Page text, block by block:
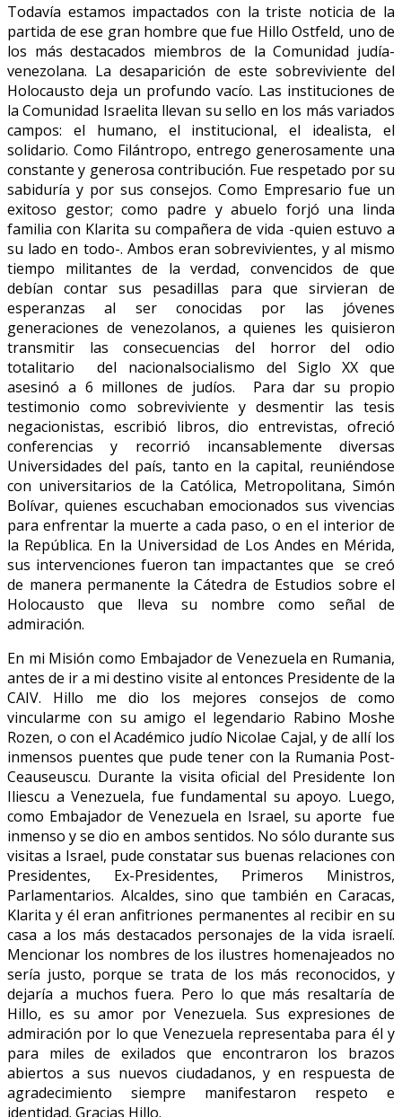
Todavía estamos impactados con la triste noticia de la
partida de ese gran hombre que fue Hillo Ostfeld, uno de
los más destacados miembros de la Comunidad judía-
venezolana. La desaparición de este sobreviviente del
Holocausto deja un profundo vacío. Las instituciones de
la Comunidad Israelita llevan su sello en los más variados
campos: el humano, el institucional, el idealista, el
solidario. Como Filántropo, entrego generosamente una
constante y generosa contribución. Fue respetado por su
sabiduría y por sus consejos. Como Empresario fue un
exitoso gestor; como padre y abuelo forjó una linda
familia con Klarita su compañera de vida -quien estuvo a
su lado en todo-. Ambos eran sobrevivientes, y al mismo
tiempo militantes de la verdad, convencidos de que
debían contar sus pesadillas para que sirvieran de
esperanzas al ser conocidas por las jóvenes
generaciones de venezolanos, a quienes les quisieron
transmitir las consecuencias del horror del odio
totalitario del nacionalsocialismo del Siglo XX que
asesinó a 6 millones de judíos. Para dar su propio
testimonio como sobreviviente y desmentir las tesis
negacionistas, escribió libros, dio entrevistas, ofreció
conferencias y recorrió incansablemente diversas
Universidades del país, tanto en la capital, reuniéndose
con universitarios de la Católica, Metropolitana, Simón
Bolívar, quienes escuchaban emocionados sus vivencias
para enfrentar la muerte a cada paso, o en el interior de
la República. En la Universidad de Los Andes en Mérida,
sus intervenciones fueron tan impactantes que se creó
de manera permanente la Cátedra de Estudios sobre el
Holocausto que lleva su nombre como señal de
admiración.
En mi Misión como Embajador de Venezuela en Rumania,
antes de ir a mi destino visite al entonces Presidente de la
CAIV. Hillo me dio los mejores consejos de como
vincularme con su amigo el legendario Rabino Moshe
Rozen, o con el Académico judío Nicolae Cajal, y de allí los
inmensos puentes que pude tener con la Rumania Post-
Ceauseuscu. Durante la visita oficial del Presidente Ion
Iliescu a Venezuela, fue fundamental su apoyo. Luego,
como Embajador de Venezuela en Israel, su aporte fue
inmenso y se dio en ambos sentidos. No sólo durante sus
visitas a Israel, pude constatar sus buenas relaciones con
Presidentes, Ex-Presidentes, Primeros Ministros,
Parlamentarios. Alcaldes, sino que también en Caracas,
Klarita y él eran anfitriones permanentes al recibir en su
casa a los más destacados personajes de la vida israelí.
Mencionar los nombres de los ilustres homenajeados no
sería justo, porque se trata de los más reconocidos, y
dejaría a muchos fuera. Pero lo que más resaltaría de
Hillo, es su amor por Venezuela. Sus expresiones de
admiración por lo que Venezuela representaba para él y
para miles de exilados que encontraron los brazos
abiertos a sus nuevos ciudadanos, y en respuesta de
agradecimiento siempre manifestaron respeto e
identidad. Gracias Hillo.